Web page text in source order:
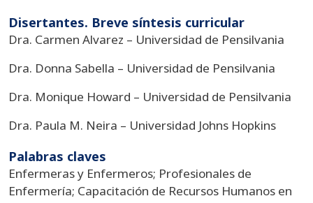
Disertantes. Breve síntesis curricular
Dra. Carmen Alvarez – Universidad de Pensilvania
Dra. Donna Sabella – Universidad de Pensilvania
Dra. Monique Howard – Universidad de Pensilvania
Dra. Paula M. Neira – Universidad Johns Hopkins
Palabras claves
Enfermeras y Enfermeros; Profesionales de
Enfermería; Capacitación de Recursos Humanos en